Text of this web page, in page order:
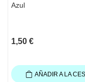
Azul
1,50 €
AÑADIR A LA